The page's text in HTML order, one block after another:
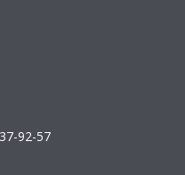
92-57